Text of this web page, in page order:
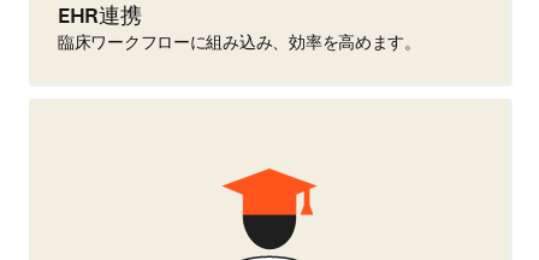
EHR連携
臨床ワークフローに組み込み、効率を高めます。